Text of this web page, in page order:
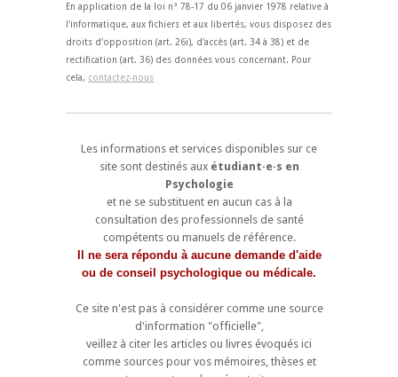
En application de la loi n° 78-17 du 06 janvier 1978 relative à
l'informatique, aux fichiers et aux libertés, vous disposez des
droits d'opposition (art. 26i), d'accès (art. 34 à 38) et de
rectification (art. 36) des données vous concernant. Pour
cela, contactez-nous
Les informations et services disponibles sur ce
site sont destinés aux étudiant·e·s en
Psychologie
et ne se substituent en aucun cas à la
consultation des professionnels de santé
compétents ou manuels de référence.
Il ne sera répondu à aucune demande d'aide
ou de conseil psychologique ou médicale.
Ce site n'est pas à considérer comme une source
d'information "officielle",
veillez à citer les articles ou livres évoqués ici
comme sources pour vos mémoires, thèses et